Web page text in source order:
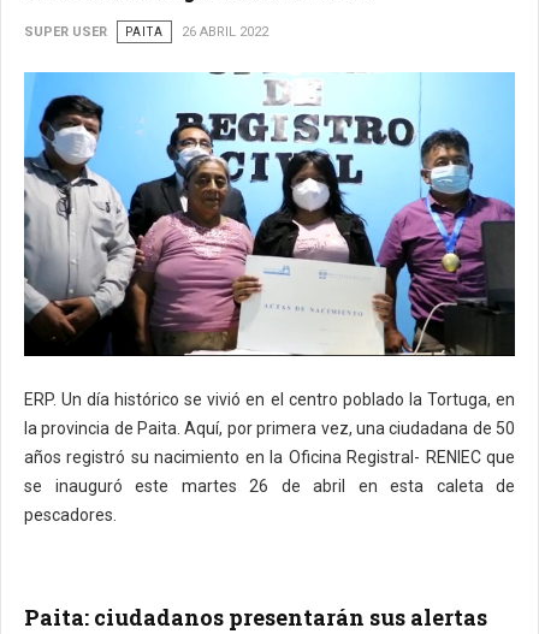
SUPER USER PAITA 26 ABRIL 2022
ERP. Un día histórico se vivió en el centro poblado la Tortuga, en
la provincia de Paita. Aquí, por primera vez, una ciudadana de 50
años registró su nacimiento en la Oficina Registral- RENIEC que
se inauguró este martes 26 de abril en esta caleta de
pescadores.
Paita: ciudadanos presentarán sus alertas